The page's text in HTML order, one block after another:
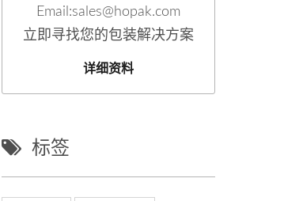
Email:sales@hopak.com
立即寻找您的包装解决方案
详细资料
标签